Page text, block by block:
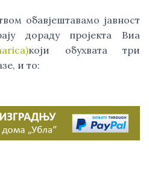
обавјештавамо јавност
дораду пројекта Виа
који обухвата три
и то: